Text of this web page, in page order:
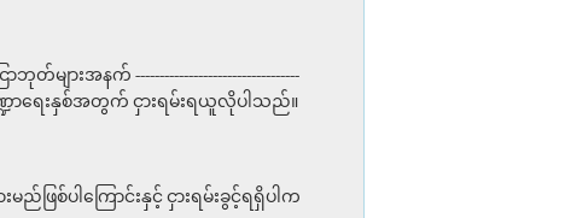
ာဘုတ်များအနက် ----------------------------------
ာရေးနှစ်အတွက် ငှားရမ်းရယူလိုပါသည်။
စ်ပါကြောင်းနှင့် ငှားရမ်းခွင့်ရရှိပါက